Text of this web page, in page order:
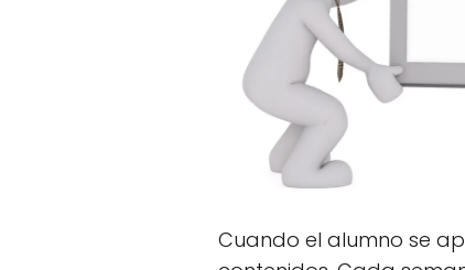
Cuando el alumno se